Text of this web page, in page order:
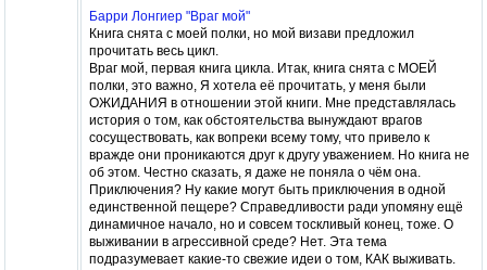
Барри Лонгиер "Враг мой"
Книга снята с моей полки, но мой визави предложил
прочитать весь цикл.
Враг мой, первая книга цикла. Итак, книга снята с МОЕЙ
полки, это важно, Я хотела её прочитать, у меня были
ОЖИДАНИЯ в отношении этой книги. Мне представлялась
история о том, как обстоятельства вынуждают врагов
сосуществовать, как вопреки всему тому, что привело к
вражде они проникаются друг к другу уважением. Но книга не
об этом. Честно сказать, я даже не поняла о чём она.
Приключения? Ну какие могут быть приключения в одной
единственной пещере? Справедливости ради упомяну ещё
динамичное начало, но и совсем тоскливый конец, тоже. О
выживании в агрессивной среде? Нет. Эта тема
подразумевает какие-то свежие идеи о том, КАК выживать.